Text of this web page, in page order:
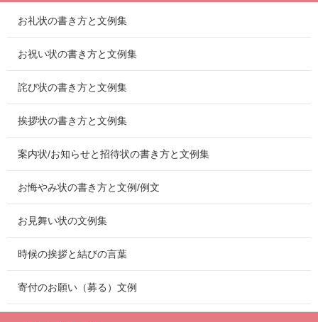
お礼状の書き方と文例集
お祝い状の書き方と文例集
詫び状の書き方と文例集
挨拶状の書き方と文例集
案内状/お知らせと招待状の書き方と文例集
お悔やみ状の書き方と文例/例文
お見舞い状の文例集
時候の挨拶と結びの言葉
寄付のお願い（募る）文例